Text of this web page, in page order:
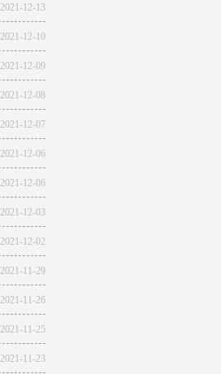
2021-12-13
2021-12-10
2021-12-09
2021-12-08
2021-12-07
2021-12-06
2021-12-06
2021-12-03
2021-12-02
2021-11-29
2021-11-26
2021-11-25
2021-11-23